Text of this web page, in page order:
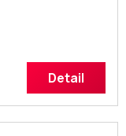
Detail